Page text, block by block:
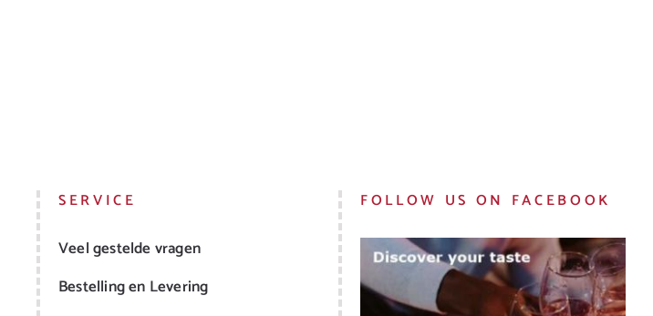
SERVICE
Veel gestelde vragen
Bestelling en Levering
FOLLOW US ON FACEBOOK